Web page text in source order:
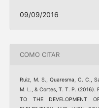
09/09/2016
COMO CITAR
Ruiz, M. S., Quaresma, C. C.,
M. L., & Cortes, T. T. P. (2016).
TO THE DEVELOPMENT